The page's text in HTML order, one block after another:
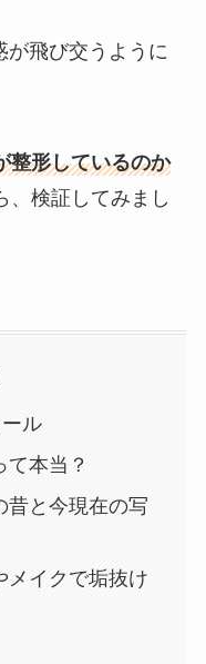
が飛び交うように
整形しているのか
、検証してみまし
ル
て本当？
昔と今現在の写
メイクで垢抜け